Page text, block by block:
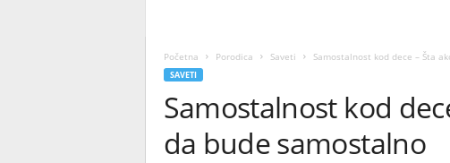
Početna Porodica Saveti Samostalnost kod dece – Šta
SAVETI
Samostalnost kod
da bude samostalno